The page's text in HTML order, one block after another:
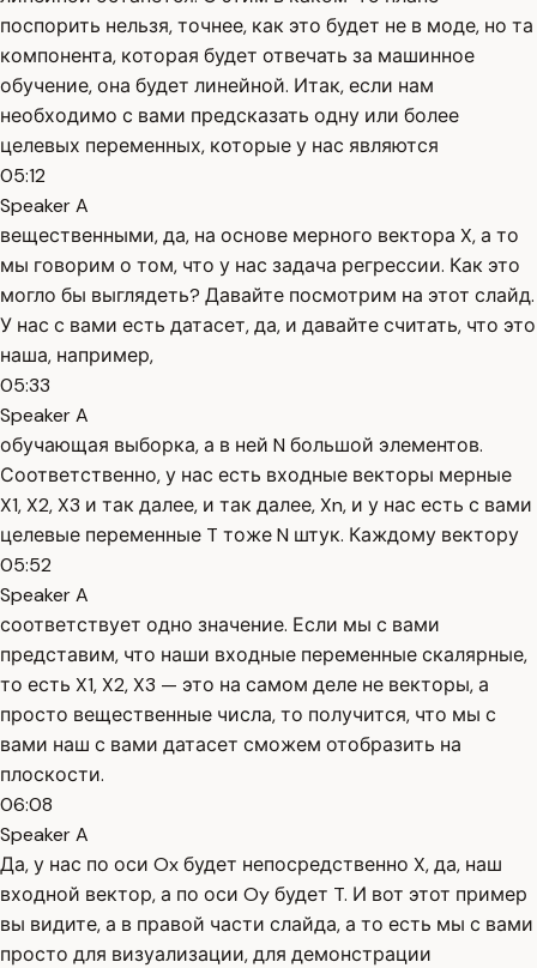
поспорить нельзя, точнее, как это будет не в моде, но та
компонента, которая будет отвечать за машинное
обучение, она будет линейной. Итак, если нам
необходимо с вами предсказать одну или более
целевых переменных, которые у нас являются
05:12
Speaker A
вещественными, да, на основе мерного вектора X, а то
мы говорим о том, что у нас задача регрессии. Как это
могло бы выглядеть? Давайте посмотрим на этот слайд.
У нас с вами есть датасет, да, и давайте считать, что это
наша, например,
05:33
Speaker A
обучающая выборка, а в ней N большой элементов.
Соответственно, у нас есть входные векторы мерные
X1, X2, X3 и так далее, и так далее, Xn, и у нас есть с вами
целевые переменные T тоже N штук. Каждому вектору
05:52
Speaker A
соответствует одно значение. Если мы с вами
представим, что наши входные переменные скалярные,
то есть X1, X2, X3 — это на самом деле не векторы, а
просто вещественные числа, то получится, что мы с
вами наш с вами датасет сможем отобразить на
плоскости.
06:08
Speaker A
Да, у нас по оси Ox будет непосредственно X, да, наш
входной вектор, а по оси Oy будет T. И вот этот пример
вы видите, а в правой части слайда, а то есть мы с вами
просто для визуализации, для демонстрации